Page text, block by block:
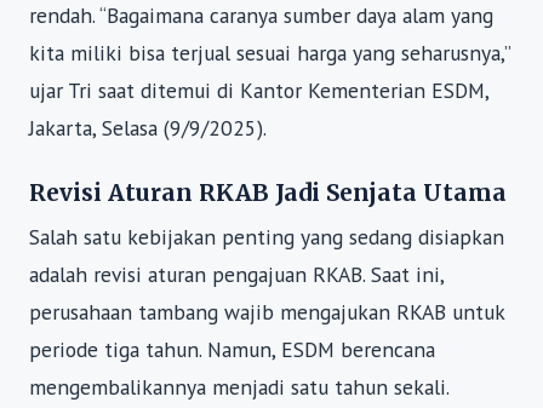
rendah. “Bagaimana caranya sumber daya alam yang
kita miliki bisa terjual sesuai harga yang seharusnya,”
ujar Tri saat ditemui di Kantor Kementerian ESDM,
Jakarta, Selasa (9/9/2025).
Revisi Aturan RKAB Jadi Senjata Utama
Salah satu kebijakan penting yang sedang disiapkan
adalah revisi aturan pengajuan RKAB. Saat ini,
perusahaan tambang wajib mengajukan RKAB untuk
periode tiga tahun. Namun, ESDM berencana
mengembalikannya menjadi satu tahun sekali.